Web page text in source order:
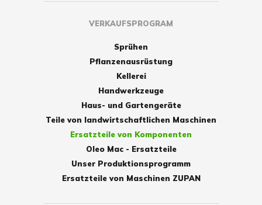
VERKAUFSPROGRAM
Sprühen
Pflanzenausrüstung
Kellerei
Handwerkzeuge
Haus- und Gartengeräte
Teile von landwirtschaftlichen Maschinen
Ersatzteile von Komponenten
Oleo Mac - Ersatzteile
Unser Produktionsprogramm
Ersatzteile von Maschinen ZUPAN